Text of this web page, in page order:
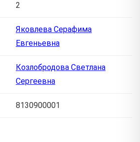
2
Яковлева Серафима
Евгеньевна
Козлобродова Светлана
Сергеевна
8130900001